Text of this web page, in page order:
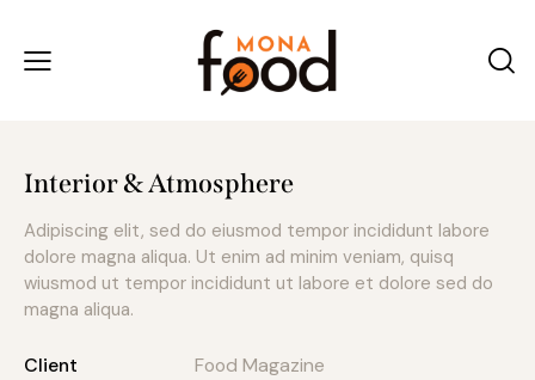
Interior & Atmosphere
Adipiscing elit, sed do eiusmod tempor incididunt labore
dolore magna aliqua. Ut enim ad minim veniam, quisq
wiusmod ut tempor incididunt ut labore et dolore sed do
magna aliqua.
Client
Food Magazine